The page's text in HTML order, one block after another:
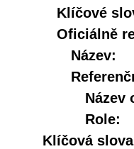
Klíčové
Oficiálně
Název:
Název
Role:
Klíčová slova